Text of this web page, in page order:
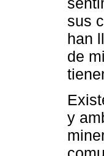
sus
han
de
y